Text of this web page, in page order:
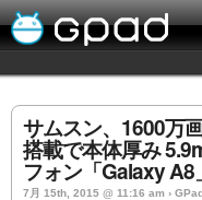
サムスン、1600万
搭載で本体厚み
フォン「Galaxy A8
7月 15th, 2015 @ 11:16 am ›